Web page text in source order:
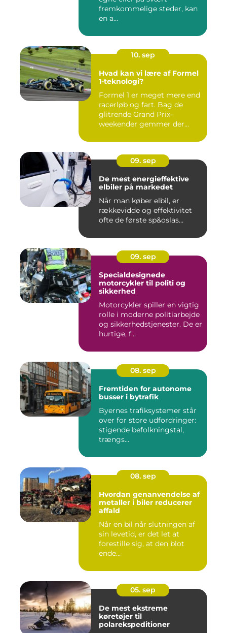
fremkommelige steder, kan
en a...
10. sep
Hvad kan vi lære af Formel
1-teknologi?
Formel 1 er meget mere end
racerløb og fart. Bag de
glitrende Grand Prix-
weekender gemmer der...
09. sep
De mest energieffektive
elbiler på markedet
Når man køber elbil, er
rækkevidde og effektivitet
ofte de første sp&oslas...
09. sep
Specialdesignede
motorcykler til politi og
sikkerhed
Motorcykler spiller en vigtig
rolle i moderne politiarbejde
og sikkerhedstjenester. De er
hurtige, f...
08. sep
Fremtiden for autonome
busser i bytrafik
Byernes trafiksystemer står
over for store udfordringer:
stigende befolkningstal,
trængs...
08. sep
Hvordan genanvendelse af
metaller i biler reducerer
affald
Når en bil når slutningen af
sin levetid, er det let at
forestille sig, at den blot
ende...
05. sep
De mest ekstreme
køretøjer til
polarekspeditioner